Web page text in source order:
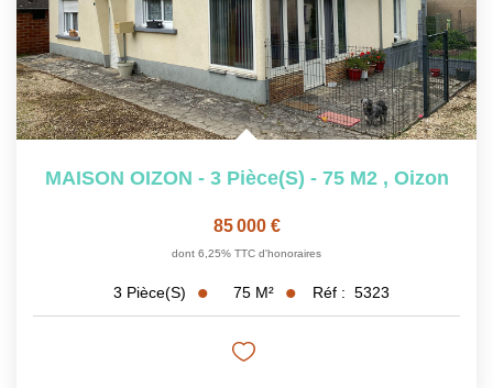
MAISON OIZON - 3 Pièce(s) - 75 M2 , Oizon
85 000 €
dont 6,25% TTC d'honoraires
3 Pièce(s) 75 M² Réf : 5323